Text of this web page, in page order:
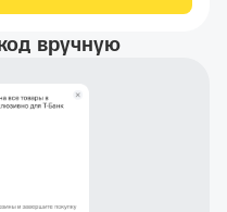
вручную